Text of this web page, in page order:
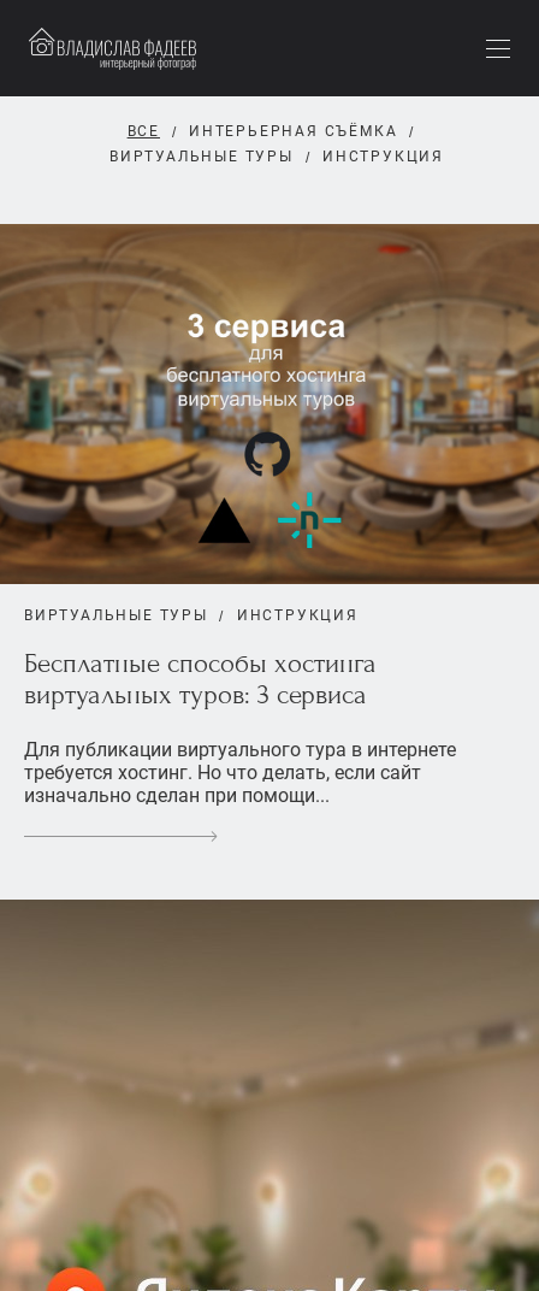
ВСЕ
ИНТЕРЬЕРНАЯ СЪЁМКА
ВИРТУАЛЬНЫЕ ТУРЫ
ИНСТРУКЦИЯ
ВИРТУАЛЬНЫЕ ТУРЫ ИНСТРУКЦИЯ
Бесплатные способы хостинга
виртуальных туров: 3 сервиса
Для публикации виртуального тура в интернете
требуется хостинг. Но что делать, если сайт
изначально сделан при помощи...